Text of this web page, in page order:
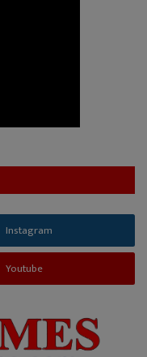
Instagram
Youtube